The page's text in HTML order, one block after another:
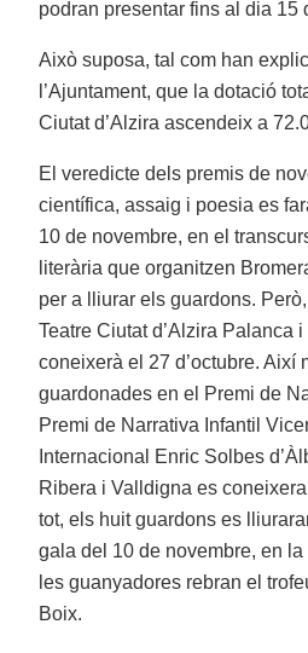
podran presentar fins al dia 15
Això suposa, tal com han
l’Ajuntament, que la dotació
Ciutat d’Alzira ascendeix a
El veredicte dels premis de
científica, assaig i poesia es
10 de novembre, en el
literària que organitzen
per a lliurar els guardons.
Teatre Ciutat d’Alzira Palanca
coneixerà el 27 d’octubre. Així
guardonades en el Premi de
Premi de Narrativa Infantil
Internacional Enric Solbes
Ribera i Valldigna es
tot, els huit guardons es
gala del 10 de novembre, en
les guanyadores rebran el
Boix.